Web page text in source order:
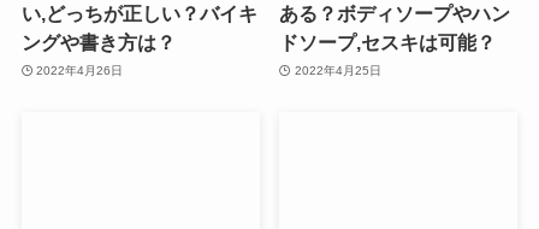
い,どっちが正しい？バイキ
ングや書き方は？
2022年4月26日
ある？ボディソープやハン
ドソープ,セスキは可能？
2022年4月25日